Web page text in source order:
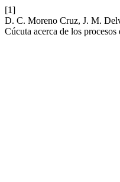
[1]
D. C. Moreno Cruz, J. M.
Cúcuta acerca de los